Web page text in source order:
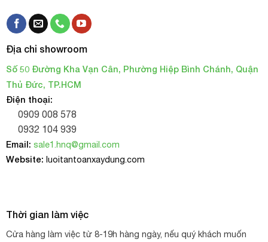
Địa chỉ showroom
Số 50 Đường Kha Vạn Cân, Phường Hiệp Bình Chánh, Quận
Thủ Đức, TP.HCM
Điện thoại:
0909 008 578
0932 104 939
Email: sale1.hnq@gmail.com
Website: luoitantoanxaydung.com
Thời gian làm việc
Cửa hàng làm việc từ 8-19h hàng ngày, nếu quý khách muốn